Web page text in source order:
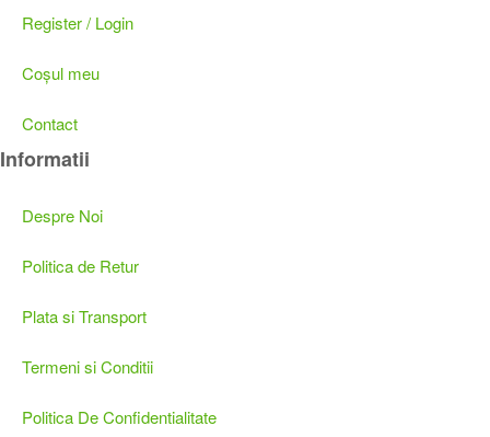
Register / Login
Coșul meu
Contact
Informatii
Despre Noi
Politica de Retur
Plata si Transport
Termeni si Conditii
Politica De Confidentialitate